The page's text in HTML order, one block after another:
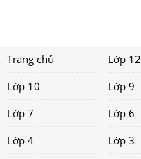
Trang chủ Lớp 12
Lớp 10
Lớp 9
Lớp 7
Lớp 6
Lớp 4
Lớp 3